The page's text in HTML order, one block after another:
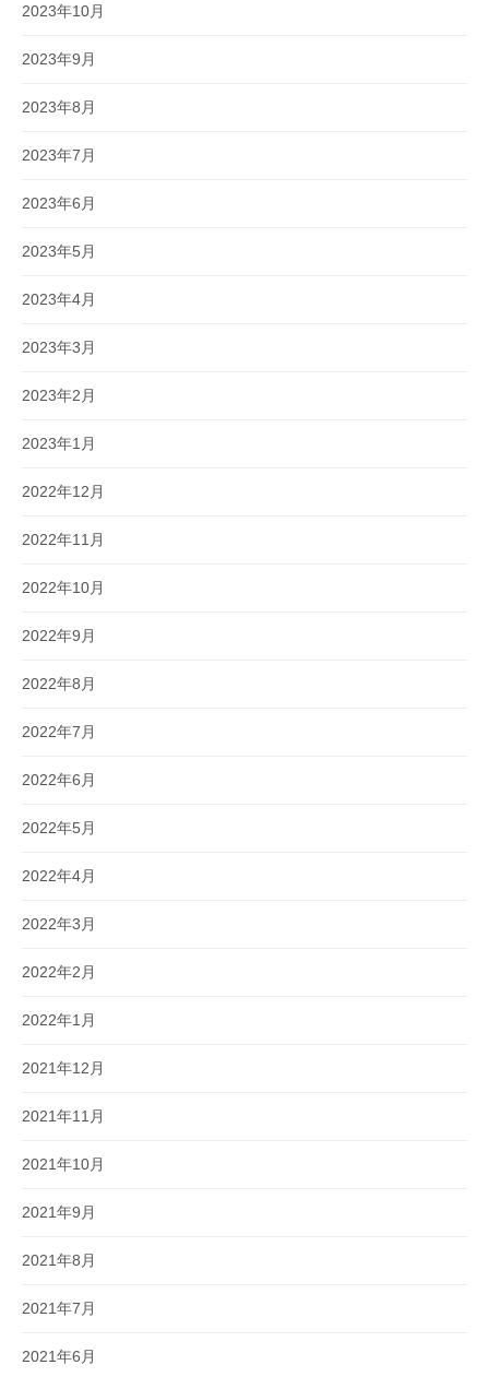
2023年10月
2023年9月
2023年8月
2023年7月
2023年6月
2023年5月
2023年4月
2023年3月
2023年2月
2023年1月
2022年12月
2022年11月
2022年10月
2022年9月
2022年8月
2022年7月
2022年6月
2022年5月
2022年4月
2022年3月
2022年2月
2022年1月
2021年12月
2021年11月
2021年10月
2021年9月
2021年8月
2021年7月
2021年6月